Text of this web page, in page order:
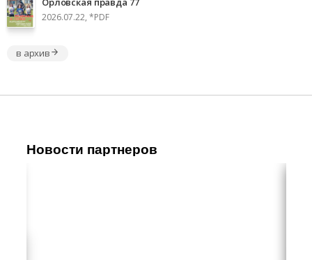
2026.07.22, *PDF
в архив
Новости партнеров